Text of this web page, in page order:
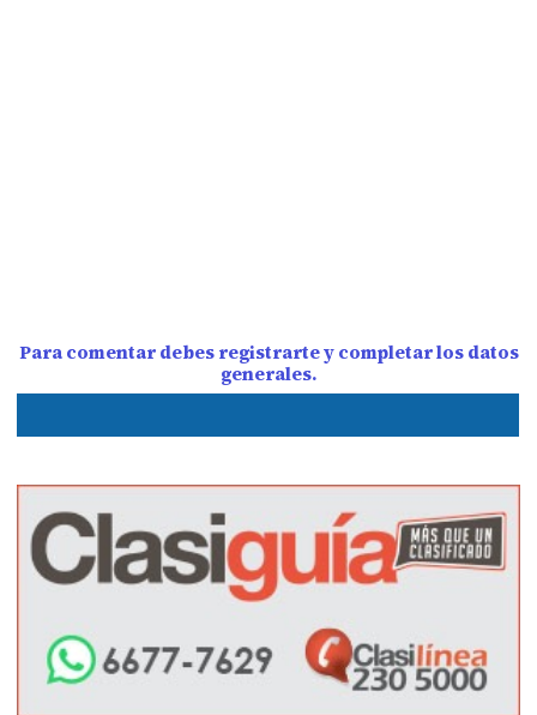
Para comentar debes registrarte y completar los datos
generales.